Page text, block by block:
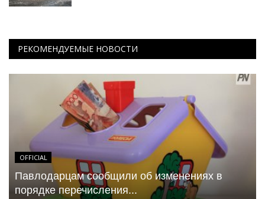
РЕКОМЕНДУЕМЫЕ НОВОСТИ
OFFICIAL
Павлодарцам сообщили об изменениях в
порядке перечисления...